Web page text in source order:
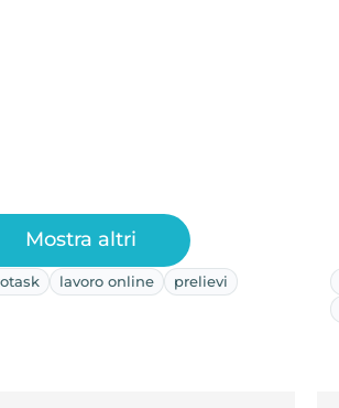
lavoro online prelievi
Mostra altri